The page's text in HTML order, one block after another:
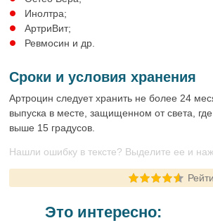
Инолтра;
АртриВит;
Ревмосин и др.
Сроки и условия хранения
Артроцин следует хранить не более 24
выпуска в месте, защищенном от света,
выше 15 градусов.
Нашли ошибку в тексте? Выделите ее и
Это интересно: